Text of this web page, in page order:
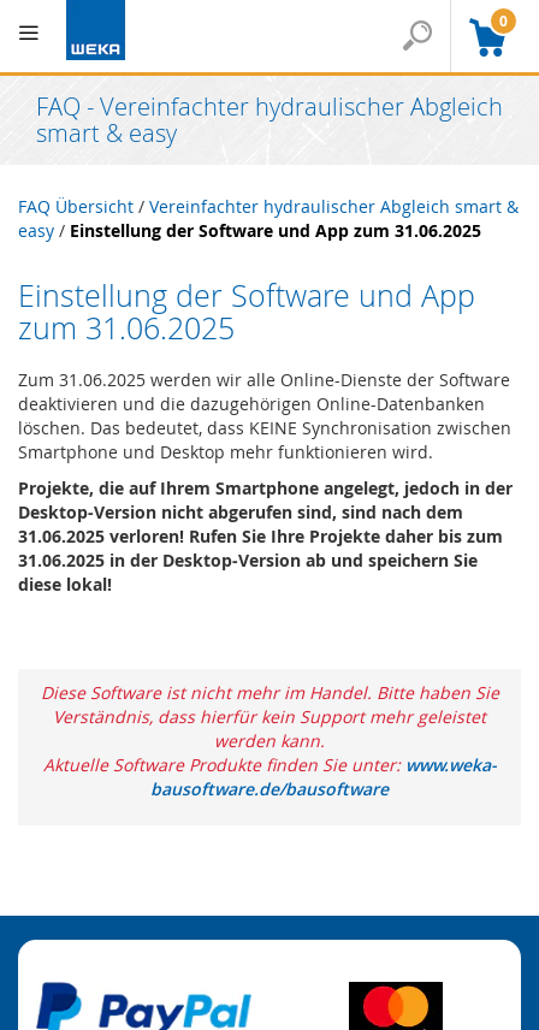
0
FAQ - Vereinfachter hydraulischer Abgleich
smart & easy
FAQ Übersicht / Vereinfachter hydraulischer Abgleich smart &
easy / Einstellung der Software und App zum 31.06.2025
Einstellung der Software und App
zum 31.06.2025
Zum 31.06.2025 werden wir alle Online-Dienste der Software
deaktivieren und die dazugehörigen Online-Datenbanken
löschen. Das bedeutet, dass KEINE Synchronisation zwischen
Smartphone und Desktop mehr funktionieren wird.
Projekte, die auf Ihrem Smartphone angelegt, jedoch in der
Desktop-Version nicht abgerufen sind, sind nach dem
31.06.2025 verloren! Rufen Sie Ihre Projekte daher bis zum
31.06.2025 in der Desktop-Version ab und speichern Sie
diese lokal!
Diese Software ist nicht mehr im Handel. Bitte haben Sie
Verständnis, dass hierfür kein Support mehr geleistet
werden kann.
Aktuelle Software Produkte finden Sie unter: www.weka-
bausoftware.de/bausoftware